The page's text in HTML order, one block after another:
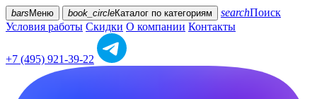
bars Меню book_circleКаталог по категориям searchПоиск
Условия работы Скидки О компании Контакты
+7 (495) 921-39-22